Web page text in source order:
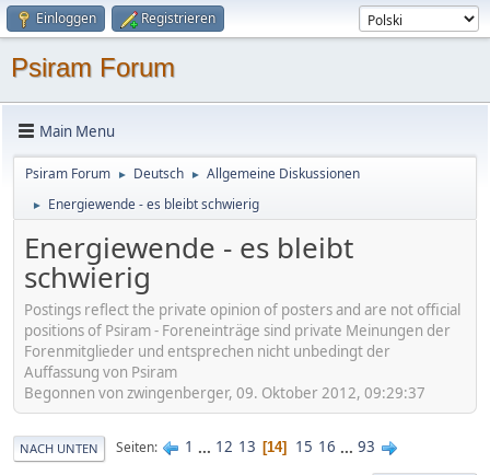
Einloggen Registrieren
Psiram Forum
Main Menu
Psiram Forum ► Deutsch ► Allgemeine Diskussionen
► Energiewende - es bleibt schwierig
Energiewende - es bleibt
schwierig
Postings reflect the private opinion of posters and are not official
positions of Psiram - Foreneinträge sind private Meinungen der
Forenmitglieder und entsprechen nicht unbedingt der
Auffassung von Psiram
Begonnen von zwingenberger, 09. Oktober 2012, 09:29:37
NACH UNTEN Seiten 1 ... 12 13 14 15 16 ... 93